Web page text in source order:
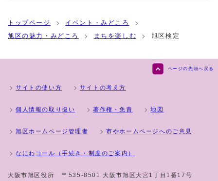
トップページ
イベント・みどころ
旭区の魅力・みどころ
まちを楽しむ 旭区検定
ページの先頭へ戻る
サイトの使い方 サイトの考え方
個人情報の取り扱い 著作権・免責 地図
旭区ホームページ管理者 市やホームページへのご意見
なにわコール（手続き・制度のご案内）
大阪市旭区役所 〒535-8501 大阪市旭区大宮1丁目1番17号